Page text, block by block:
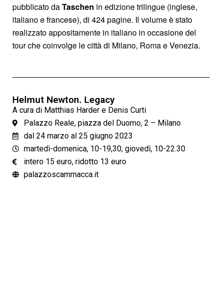
pubblicato daTaschen in edizione trilingue (inglese,
italiano e francese), di 424 pagine. Il volume è stato
realizzato appositamente in italiano in occasione del
tour che coinvolge le città di Milano, Roma e Venezia.
Helmut Newton. Legacy
A cura di Matthias Harder e Denis Curti
Palazzo Reale, piazza del Duomo, 2 – Milano
dal 24 marzo al 25 giugno 2023
martedì-domenica, 10-19,30; giovedì, 10-22.30
intero 15 euro, ridotto 13 euro
palazzoscammacca.it